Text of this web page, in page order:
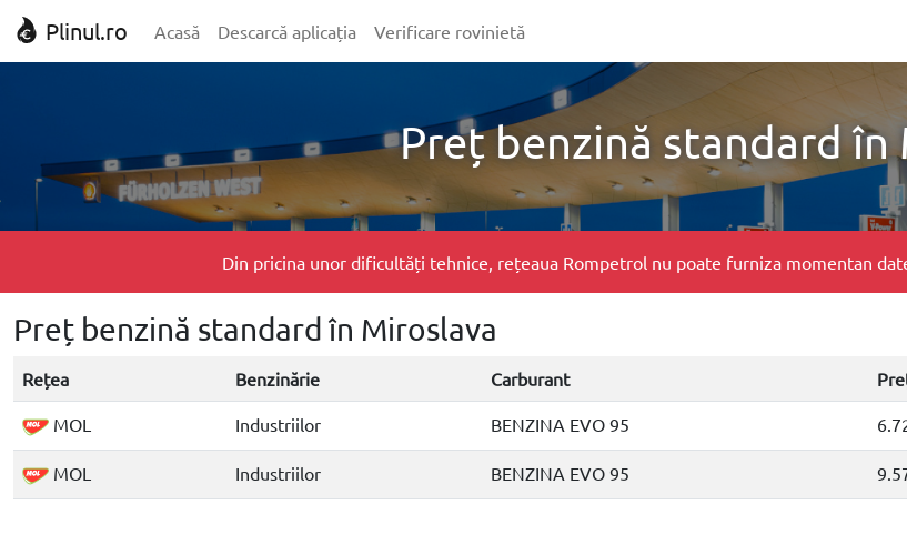
Plinul.ro Acasă Descarcă aplicația Verificare rovinietă
Preț benzină standard în
Din pricina unor dificultăți tehnice, rețeaua Rompetrol nu poate furniza momentan
Preț benzină standard în Miroslava
Rețea Benzinărie Carburant
MOL Industriilor BENZINA EVO 95
MOL Industriilor BENZINA EVO 95